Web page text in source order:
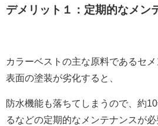
デメリット１：定期的なメン
カラーベストの主な原料であるセメ
表面の塗装が劣化すると、
防水機能も落ちてしまうので、約
るなどの定期的なメンテナンスが必